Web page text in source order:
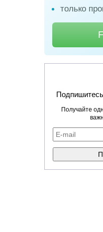
только
Получайте